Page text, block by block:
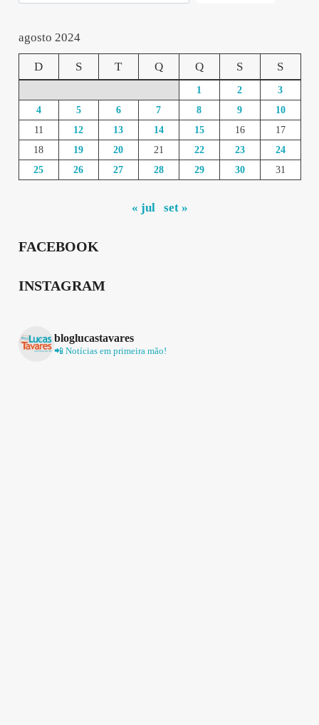
agosto 2024
D S T Q Q S S
1 2
3
4
5 6 7 8 9
10
11
12 13 14 15 16
17
18
19 20 21 22 23
24
25
26 27 28 29 30 31
« jul set »
FACEBOOK
INSTAGRAM
bloglucastavares
📲 Notícias em primeira mão!